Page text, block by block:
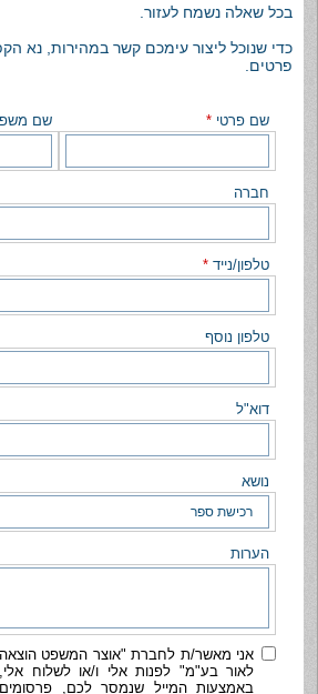
בכל שאלה נשמח לעזור.
כדי שנוכל ליצור עימכם קשר במהירות, נא
פרטים.
שם פרטי * שם
חברה
טלפון/נייד *
טלפון נוסף
דוא"ל
נושא
הערות
אני מאשר/ת לחברת "אוצר המשפט הוצאה
לאור בע"מ" לפנות אלי ו/או לשלוח אלי,
באמצעות המייל שנמסר לכם, פרסומים